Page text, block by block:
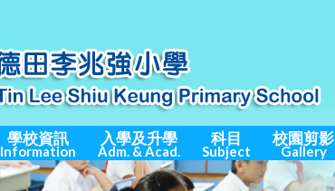
學校資訊
Information
入學及升學
Adm. & Acad.
科目
Subject
校園剪影
Gallery